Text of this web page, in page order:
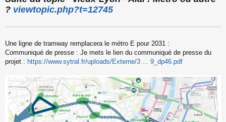
g
n
o
n
? viewtopic.php?t=12745
Une ligne de tramway remplacera le métro E pour 2031 :
Communiqué de presse : Je mets le lien du communiqué de presse du
projet : https://www.sytral.fr/uploads/Externe/3 ... 9_dp46.pdf